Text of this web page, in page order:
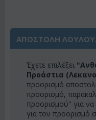
ΑΠΟΣΤΟΛΗ
Έχετε επιλέξει
Προάστια
προορισμό
προορισμό,
προορισμού" για να
για τον προορισμό